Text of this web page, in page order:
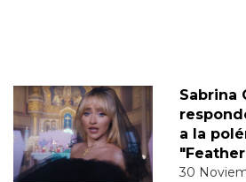
Sabrina
a la
30